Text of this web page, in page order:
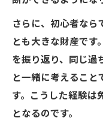
さらに、初心者なら
とも大きな財産です
を振り返り、同じ過
と一緒に考えること
す。こうした経験は
となるのです。